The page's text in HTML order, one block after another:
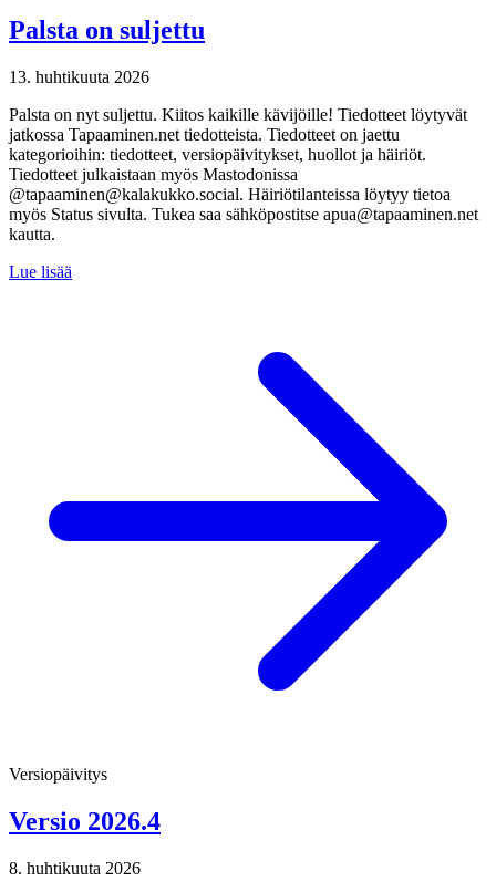
Palsta on suljettu
13. huhtikuuta 2026
Palsta on nyt suljettu. Kiitos kaikille kävijöille! Tiedotteet löytyvät
jatkossa Tapaaminen.net tiedotteista. Tiedotteet on jaettu
kategorioihin: tiedotteet, versiopäivitykset, huollot ja häiriöt.
Tiedotteet julkaistaan myös Mastodonissa
@tapaaminen@kalakukko.social. Häiriötilanteissa löytyy tietoa
myös Status sivulta. Tukea saa sähköpostitse apua@tapaaminen.net
kautta.
Lue lisää
Versiopäivitys
Versio 2026.4
8. huhtikuuta 2026